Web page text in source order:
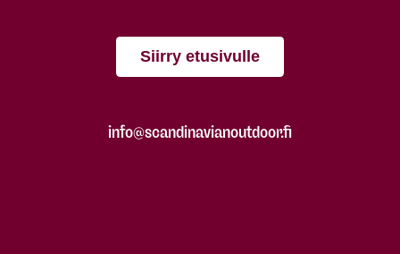
Siirry etusivulle
info@scandinavianoutdoor.fi